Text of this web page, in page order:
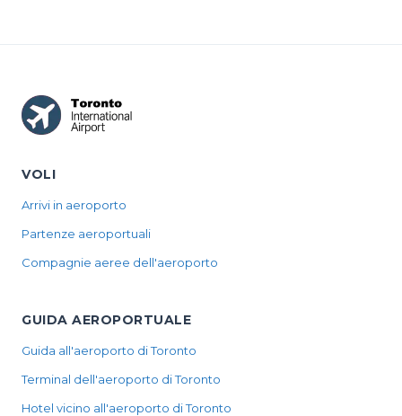
VOLI
Arrivi in aeroporto
Partenze aeroportuali
Compagnie aeree dell'aeroporto
GUIDA AEROPORTUALE
Guida all'aeroporto di Toronto
Terminal dell'aeroporto di Toronto
Hotel vicino all'aeroporto di Toronto